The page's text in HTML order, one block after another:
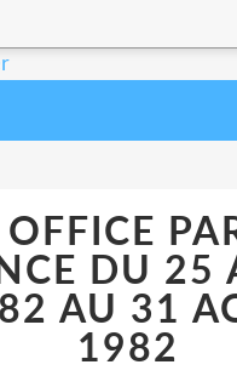
OFFICE
DU 25
AU 31
1982